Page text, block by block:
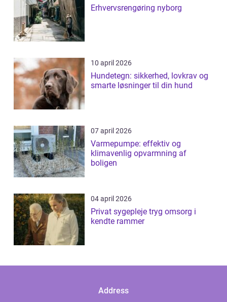
Erhvervsrengøring nyborg
10 april 2026
Hundetegn: sikkerhed, lovkrav og
smarte løsninger til din hund
07 april 2026
Varmepumpe: effektiv og
klimavenlig opvarmning af
boligen
04 april 2026
Privat sygepleje tryg omsorg i
kendte rammer
Address